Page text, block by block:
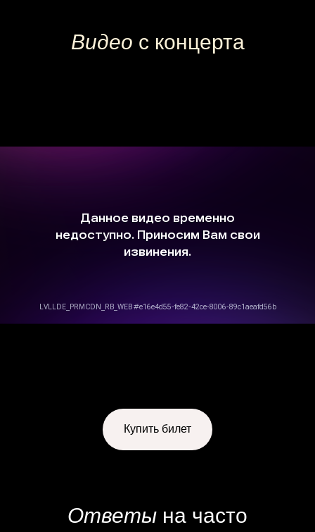
Видео с концерта
Купить билет
Ответы на часто
Камерные концерты классической
музыки для детей 0+ в Москве
Сертификаты
© Юный Эстет 2026. Все права
Правила возврата и переноса билетов
Политика конфиденциальности